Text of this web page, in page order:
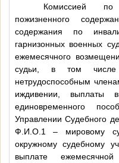
Комиссией по
пожизненного
содержания по
гарнизонных военных
ежемесячного
судьи, в том числе
нетрудоспособным
иждивении, выплаты
единовременного
Управлении Судебного
Ф.И.О.1
– мировому
окружному судебному
выплате